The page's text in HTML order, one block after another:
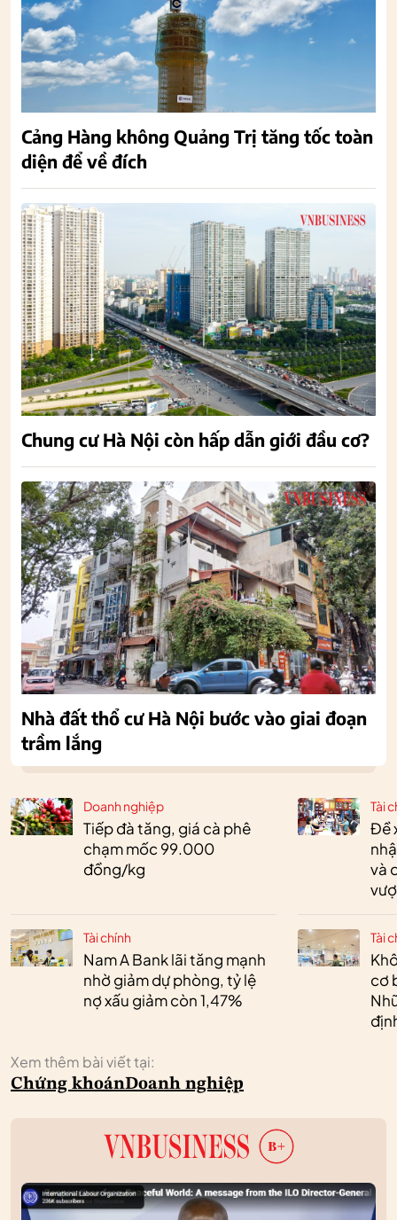
Doanh nghiệp
Tiếp đà tăng, giá cà phê
chạm mốc 99.000
đồng/kg
Tài chính
Nam A Bank lãi tăng mạnh
nhờ giảm dự phòng, tỷ lệ
nợ xấu giảm còn 1,47%
Tài
Đề
và
Tài
cơ
Xem thêm bài viết tại:
Chứng khoánDoanh nghiệp
Cảng Hàng không Quảng Trị tăng tốc toàn
diện để về đích
Chung cư Hà Nội còn hấp dẫn giới đầu cơ?
Nhà đất thổ cư Hà Nội bước vào giai đoạn
trầm lắng